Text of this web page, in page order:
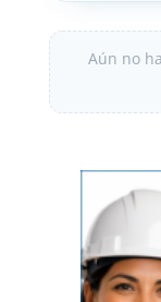
Aún no